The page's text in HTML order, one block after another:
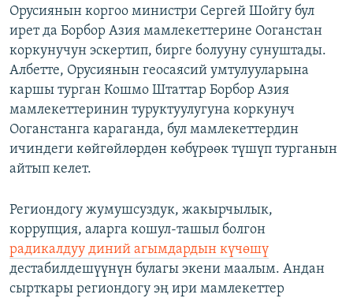
Орусиянын коргоо министри Сергей Шойгу бул
ирет да Борбор Азия мамлекеттерине Ооганстан
коркунучун эскертип, бирге болууну сунуштады.
Албетте, Орусиянын геосаясий умтулууларына
каршы турган Кошмо Штаттар Борбор Азия
мамлекеттеринин туруктуулугуна коркунуч
Ооганстанга караганда, бул мамлекеттердин
ичиндеги көйгөйлөрдөн көбүрөөк түшүп турганын
айтып келет.
Региондогу жумушсуздук, жакырчылык,
коррупция, аларга кошул-ташыл болгон
радикалдуу диний агымдардын күчөшү
дестабилдешүүнүн булагы экени маалым. Андан
сырткары региондогу эң ири мамлекеттер